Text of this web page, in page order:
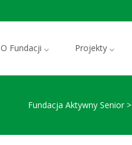
O Fundacji ⌵ Projekty ⌵
Fundacja Aktywny Senior>